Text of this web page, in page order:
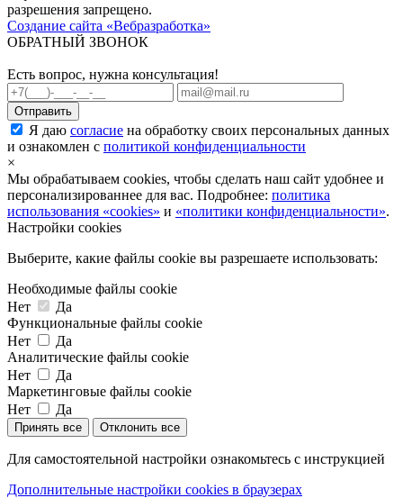
разрешения запрещено.
Создание сайта «Вебразработка»
ОБРАТНЫЙ ЗВОНОК
Есть вопрос, нужна консультация!
Я даю согласие на обработку своих персональных данных
и ознакомлен с политикой конфиденциальности
×
Мы обрабатываем cookies, чтобы сделать наш сайт удобнее и
персонализированнее для вас. Подробнее: политика
использования «cookies» и «политики конфиденциальности».
Настройки cookies
Выберите, какие файлы cookie вы разрешаете использовать:
Необходимые файлы cookie
Нет
Да
Функциональные файлы cookie
Нет
Да
Аналитические файлы cookie
Нет
Да
Маркетинговые файлы cookie
Нет
Да
Принять все Отклонить все
Для самостоятельной настройки ознакомьтесь с инструкцией
Дополнительные настройки cookies в браузерах